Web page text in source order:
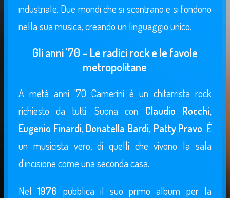
industriale. Due mondi che si scontrano e si fondono
nella sua musica, creando un linguaggio unico.
Gli anni '70 – Le radici rock e le favole
metropolitane
A metà anni '70 Camerini è un chitarrista rock
richiesto da tutti. Suona con Claudio Rocchi,
Eugenio Finardi, Donatella Bardi, Patty Pravo. È
un musicista vero, di quelli che vivono la sala
d'incisione come una seconda casa.
Nel1976 pubblica il suo primo album per la